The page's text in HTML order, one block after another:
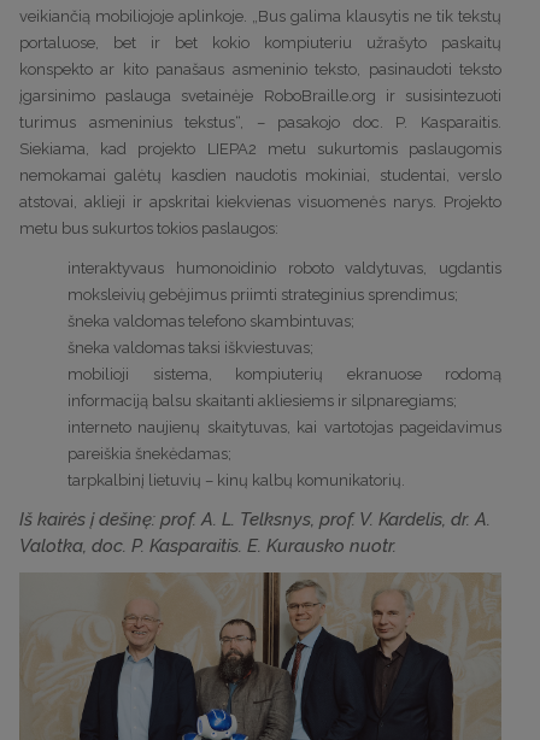
veikiančią mobiliojoje aplinkoje. „Bus galima klausytis ne tik tekstų
portaluose, bet ir bet kokio kompiuteriu užrašyto paskaitų
konspekto ar kito panašaus asmeninio teksto, pasinaudoti teksto
įgarsinimo paslauga svetainėje RoboBraille.org ir susisintezuoti
turimus asmeninius tekstus“, – pasakojo doc. P. Kasparaitis.
Siekiama, kad projekto LIEPA2 metu sukurtomis paslaugomis
nemokamai galėtų kasdien naudotis mokiniai, studentai, verslo
atstovai, aklieji ir apskritai kiekvienas visuomenės narys. Projekto
metu bus sukurtos tokios paslaugos:
interaktyvaus humonoidinio roboto valdytuvas, ugdantis
moksleivių gebėjimus priimti strateginius sprendimus;
šneka valdomas telefono skambintuvas;
šneka valdomas taksi iškviestuvas;
mobilioji sistema, kompiuterių ekranuose rodomą
informaciją balsu skaitanti akliesiems ir silpnaregiams;
interneto naujienų skaitytuvas, kai vartotojas pageidavimus
pareiškia šnekėdamas;
tarpkalbinį lietuvių – kinų kalbų komunikatorių.
Iš kairės į dešinę: prof. A. L. Telksnys, prof. V. Kardelis, dr. A.
Valotka, doc. P. Kasparaitis. E. Kurausko nuotr.